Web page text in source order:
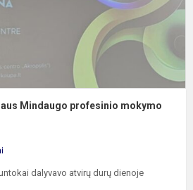
Mindaugo profesinio mokymo
dalyvavo atvirų durų dienoje